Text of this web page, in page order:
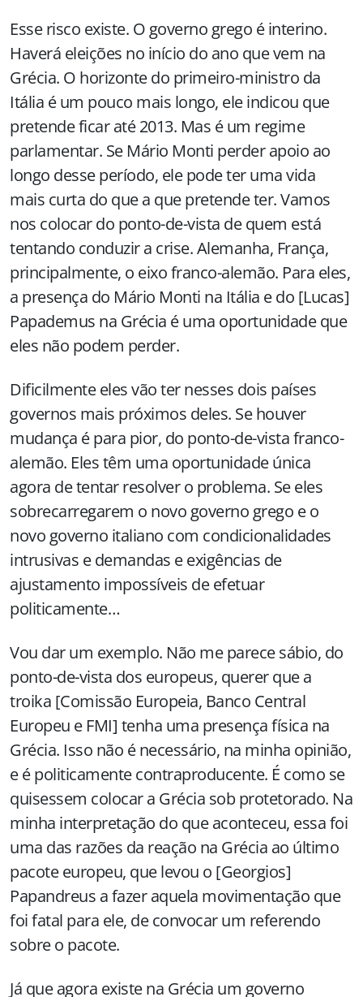
Esse risco existe. O governo grego é interino.
Haverá eleições no início do ano que vem na
Grécia. O horizonte do primeiro-ministro da
Itália é um pouco mais longo, ele indicou que
pretende ficar até 2013. Mas é um regime
parlamentar. Se Mário Monti perder apoio ao
longo desse período, ele pode ter uma vida
mais curta do que a que pretende ter. Vamos
nos colocar do ponto-de-vista de quem está
tentando conduzir a crise. Alemanha, França,
principalmente, o eixo franco-alemão. Para eles,
a presença do Mário Monti na Itália e do [Lucas]
Papademus na Grécia é uma oportunidade que
eles não podem perder.
Dificilmente eles vão ter nesses dois países
governos mais próximos deles. Se houver
mudança é para pior, do ponto-de-vista franco-
alemão. Eles têm uma oportunidade única
agora de tentar resolver o problema. Se eles
sobrecarregarem o novo governo grego e o
novo governo italiano com condicionalidades
intrusivas e demandas e exigências de
ajustamento impossíveis de efetuar
politicamente…
Vou dar um exemplo. Não me parece sábio, do
ponto-de-vista dos europeus, querer que a
troika [Comissão Europeia, Banco Central
Europeu e FMI] tenha uma presença física na
Grécia. Isso não é necessário, na minha opinião,
e é politicamente contraproducente. É como se
quisessem colocar a Grécia sob protetorado. Na
minha interpretação do que aconteceu, essa foi
uma das razões da reação na Grécia ao último
pacote europeu, que levou o [Georgios]
Papandreus a fazer aquela movimentação que
foi fatal para ele, de convocar um referendo
sobre o pacote.
Já que agora existe na Grécia um governo